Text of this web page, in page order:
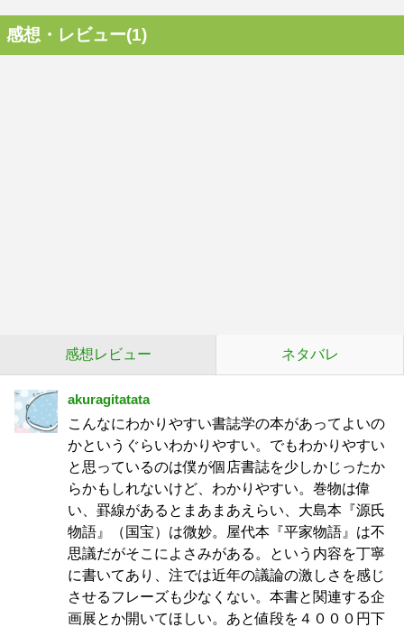
感想・レビュー(1)
感想レビュー ネタバレ
akuragitatata
こんなにわかりやすい書誌学の本があってよいの
かというぐらいわかりやすい。でもわかりやすい
と思っているのは僕が個店書誌を少しかじったか
らかもしれないけど、わかりやすい。巻物は偉
い、罫線があるとまあまあえらい、大島本『源氏
物語』（国宝）は微妙。屋代本『平家物語』は不
思議だがそこによさみがある。という内容を丁寧
に書いてあり、注では近年の議論の激しさを感じ
させるフレーズも少なくない。本書と関連する企
画展とか開いてほしい。あと値段を４０００円下